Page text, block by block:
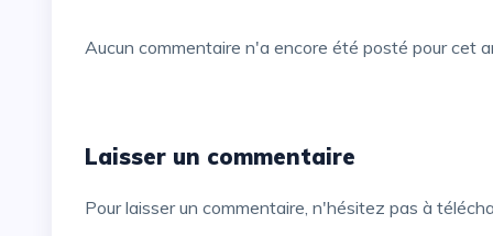
Aucun commentaire n'a encore été posté pour cet
Laisser un commentaire
Pour laisser un commentaire, n'hésitez pas à